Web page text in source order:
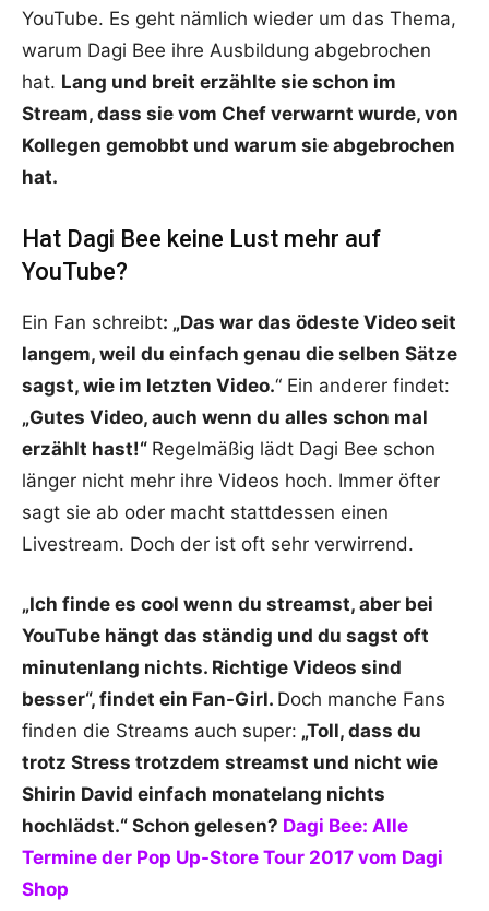
YouTube. Es geht nämlich wieder um das Thema,
warum Dagi Bee ihre Ausbildung abgebrochen
hat. Lang und breit erzählte sie schon im
Stream, dass sie vom Chef verwarnt wurde, von
Kollegen gemobbt und warum sie abgebrochen
hat.
Hat Dagi Bee keine Lust mehr auf
YouTube?
Ein Fan schreibt: „Das war das ödeste Video seit
langem, weil du einfach genau die selben Sätze
sagst, wie im letzten Video.“ Ein anderer findet:
„Gutes Video, auch wenn du alles schon mal
erzählt hast!“ Regelmäßig lädt Dagi Bee schon
länger nicht mehr ihre Videos hoch. Immer öfter
sagt sie ab oder macht stattdessen einen
Livestream. Doch der ist oft sehr verwirrend.
„Ich finde es cool wenn du streamst, aber bei
YouTube hängt das ständig und du sagst oft
minutenlang nichts. Richtige Videos sind
besser“, findet ein Fan-Girl. Doch manche Fans
finden die Streams auch super: „Toll, dass du
trotz Stress trotzdem streamst und nicht wie
Shirin David einfach monatelang nichts
hochlädst.“ Schon gelesen? Dagi Bee: Alle
Termine der Pop Up-Store Tour 2017 vom Dagi
Shop